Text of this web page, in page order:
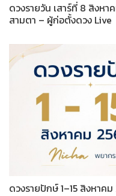
ดวงรายวัน เสาร์ที่ 8 สิงห
สามตา – ผู้ก่อตั้งดวง Live
ดวงรายปักษ์ 1–15 สิงหา